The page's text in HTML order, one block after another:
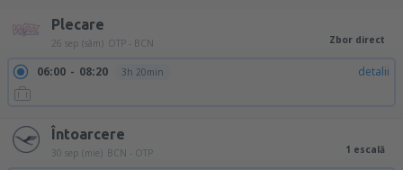
Plecare
26 sep (sâm) OTP - BCN Zbor direct
06:00 08:20 3h 20min detalii
Întoarcere
30 sep (mie) BCN - OTP 1 escală